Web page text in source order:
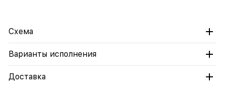
Схема
Варианты исполнения
Доставка